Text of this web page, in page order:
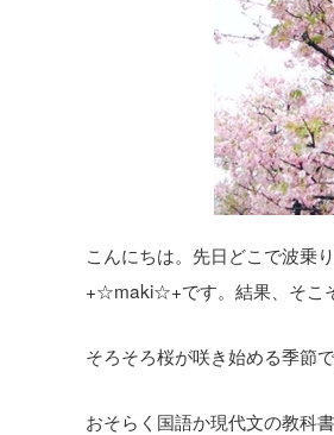
こんにちは。先日どこで波乗
+☆maki☆+です。結果、そこ
そろそろ桜が咲き始める季節
おそらく国語か現代文の教科